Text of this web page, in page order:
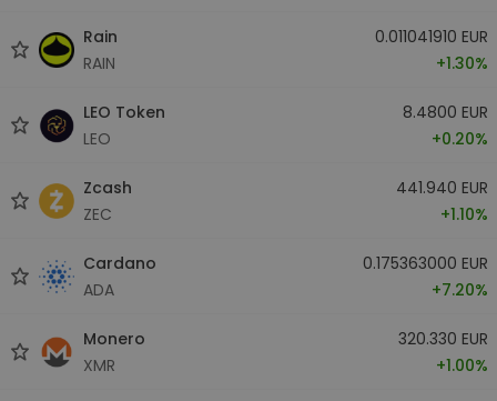
Rain
RAIN
0.011041910 EUR
+1.30%
LEO Token
LEO
8.4800 EUR
+0.20%
Zcash
ZEC
441.940 EUR
+1.10%
Cardano
ADA
0.175363000 EUR
+7.20%
Monero
XMR
320.330 EUR
+1.00%